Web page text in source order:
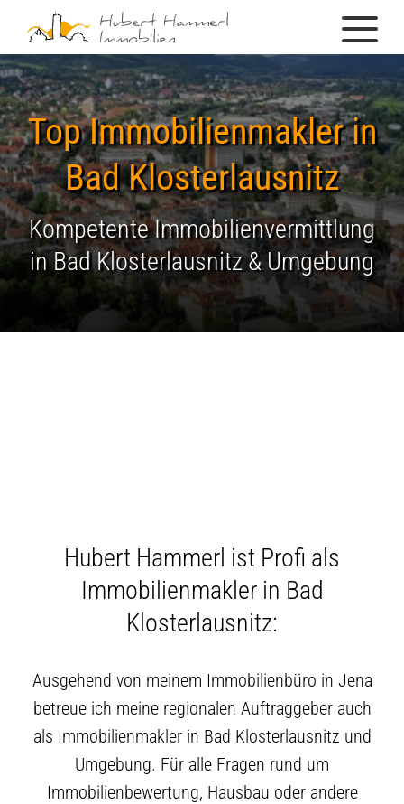
Top Immobilienmakler in
Bad Klosterlausnitz
Kompetente Immobilienvermittlung
in Bad Klosterlausnitz & Umgebung
Hubert Hammerl ist Profi als
Immobilienmakler in Bad
Klosterlausnitz:
Ausgehend von meinem Immobilienbüro in Jena
betreue ich meine regionalen Auftraggeber auch
als Immobilienmakler in Bad Klosterlausnitz und
Umgebung. Für alle Fragen rund um
Immobilienbewertung, Hausbau oder andere